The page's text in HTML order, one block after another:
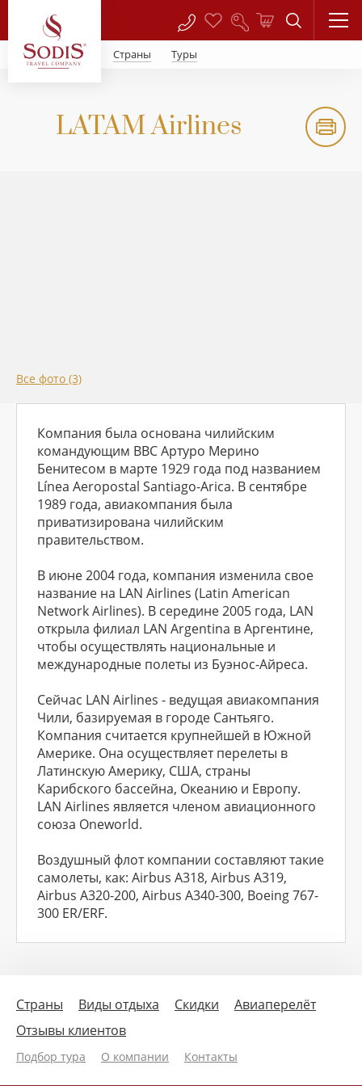
Страны Туры
LATAM Airlines
Все фото (3)
Компания была основана чилийским
командующим ВВС Артуро Мерино
Бенитесом в марте 1929 года под названием
Línea Aeropostal Santiago-Arica. В сентябре
1989 года, авиакомпания была
приватизирована чилийским
правительством.
В июне 2004 года, компания изменила свое
название на LAN Airlines (Latin American
Network Airlines). В середине 2005 года, LAN
открыла филиал LAN Argentina в Аргентине,
чтобы осуществлять национальные и
международные полеты из Буэнос-Айреса.
Сейчас LAN Airlines - ведущая авиакомпания
Чили, базируемая в городе Сантьяго.
Компания считается крупнейшей в Южной
Америке. Она осуществляет перелеты в
Латинскую Америку, США, страны
Карибского бассейна, Океанию и Европу.
LAN Airlines является членом авиационного
союза Oneworld.
Воздушный флот компании составляют такие
самолеты, как: Airbus A318, Airbus A319,
Airbus A320-200, Airbus A340-300, Boeing 767-
300 ER/ERF.
Страны Виды отдыха Скидки
Авиаперелёт
Отзывы клиентов
Подбор тура О компании Контакты